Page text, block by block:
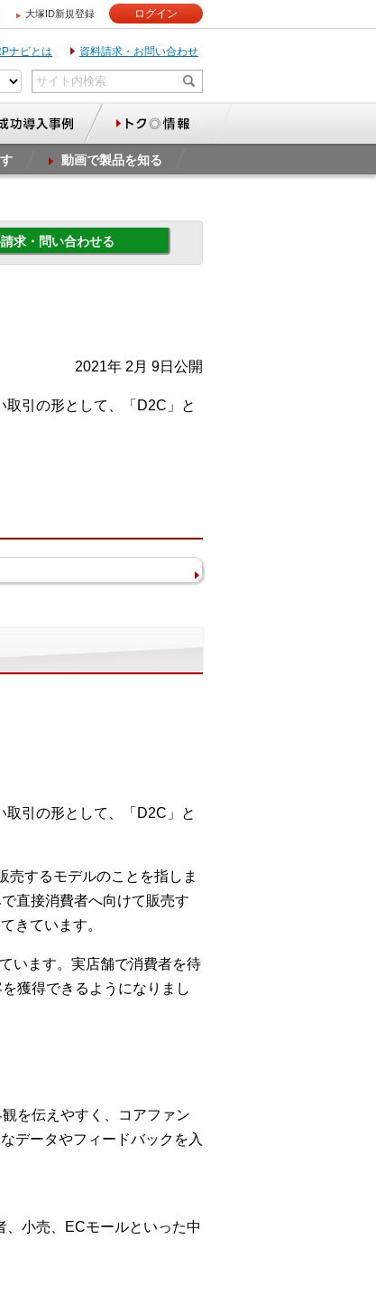
大塚ID新規登録 ログイン
ナビとは 資料請求・お問い合わせ
動画で製品を知る
求・問い合わせる
2021年 2月 9日公開
引の形として、「D2C」と
引の形として、「D2C」と
売するモデルのことを指しま
直接消費者へ向けて販売す
きています。
います。実店舗で消費者を待
獲得できるようになりまし
を伝えやすく、コアファン
データやフィードバックを入
、小売、ECモールといった中